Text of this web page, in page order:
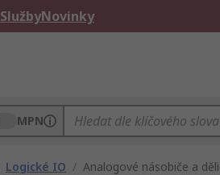
SlužbyNovinky
MPN
Logické IO / Analogové násobiče a